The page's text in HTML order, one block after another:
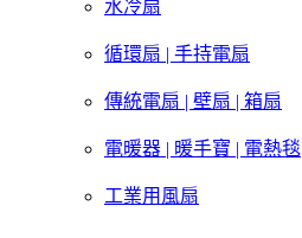
水冷扇
循環扇 | 手持電扇
傳統電扇 | 壁扇 | 箱扇
電暖器 | 暖手寶 | 電熱毯
工業用風扇